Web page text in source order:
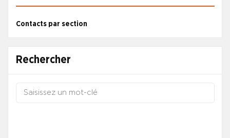
Contacts par section
Rechercher